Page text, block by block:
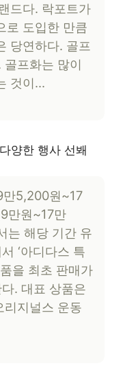
드다. 락포트가
로 도입한 만큼
당연하다. 골프
프화는 많이
것이…
양한 행사 선봬
만5,200원~17
만원~17만
는 해당 기간 유
‘아디다스 특
을 최초 판매가
. 대표 상품은
지널스 운동